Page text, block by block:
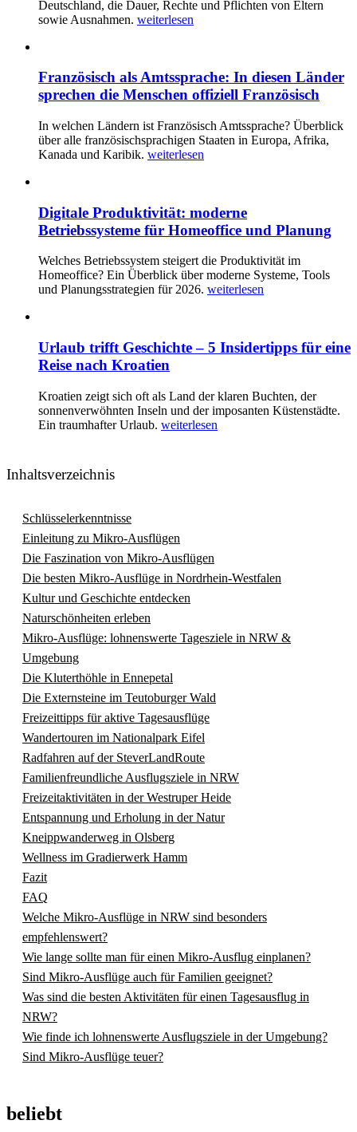
Deutschland, die Dauer, Rechte und Pflichten von Eltern
sowie Ausnahmen. weiterlesen
Französisch als Amtssprache: In diesen Länder
sprechen die Menschen offiziell Französisch
In welchen Ländern ist Französisch Amtssprache? Überblick
über alle französischsprachigen Staaten in Europa, Afrika,
Kanada und Karibik. weiterlesen
Digitale Produktivität: moderne
Betriebssysteme für Homeoffice und Planung
Welches Betriebssystem steigert die Produktivität im
Homeoffice? Ein Überblick über moderne Systeme, Tools
und Planungsstrategien für 2026. weiterlesen
Urlaub trifft Geschichte – 5 Insidertipps für eine
Reise nach Kroatien
Kroatien zeigt sich oft als Land der klaren Buchten, der
sonnenverwöhnten Inseln und der imposanten Küstenstädte.
Ein traumhafter Urlaub. weiterlesen
Inhaltsverzeichnis
Schlüsselerkenntnisse
Einleitung zu Mikro-Ausflügen
Die Faszination von Mikro-Ausflügen
Die besten Mikro-Ausflüge in Nordrhein-Westfalen
Kultur und Geschichte entdecken
Naturschönheiten erleben
Mikro-Ausflüge: lohnenswerte Tagesziele in NRW &
Umgebung
Die Kluterthöhle in Ennepetal
Die Externsteine im Teutoburger Wald
Freizeittipps für aktive Tagesausflüge
Wandertouren im Nationalpark Eifel
Radfahren auf der SteverLandRoute
Familienfreundliche Ausflugsziele in NRW
Freizeitaktivitäten in der Westruper Heide
Entspannung und Erholung in der Natur
Kneippwanderweg in Olsberg
Wellness im Gradierwerk Hamm
Fazit
FAQ
Welche Mikro-Ausflüge in NRW sind besonders
empfehlenswert?
Wie lange sollte man für einen Mikro-Ausflug einplanen?
Sind Mikro-Ausflüge auch für Familien geeignet?
Was sind die besten Aktivitäten für einen Tagesausflug in
NRW?
Wie finde ich lohnenswerte Ausflugsziele in der Umgebung?
Sind Mikro-Ausflüge teuer?
beliebt